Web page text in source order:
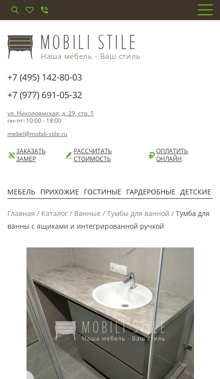
Наша мебель - Ваш стиль
+7 (495) 142-80-03
+7 (977) 691-05-32
ул. Николоямская, д. 29, стр. 1
пн-пт: 10:00 - 18:00
mebel@mobili-stile.ru
ЗАКАЗАТЬ
ЗАМЕР
РАССЧИТАТЬ
СТОИМОСТЬ
ОПЛАТИТЬ
ОНЛАЙН
МЕБЕЛЬ ПРИХОЖИЕ ГОСТИНЫЕ ГАРДЕРОБНЫЕ ДЕТСКИЕ
Главная / Каталог / Ванные / Тумбы для ванной / Тумба для
ванны с ящиками и интегрированной ручкой